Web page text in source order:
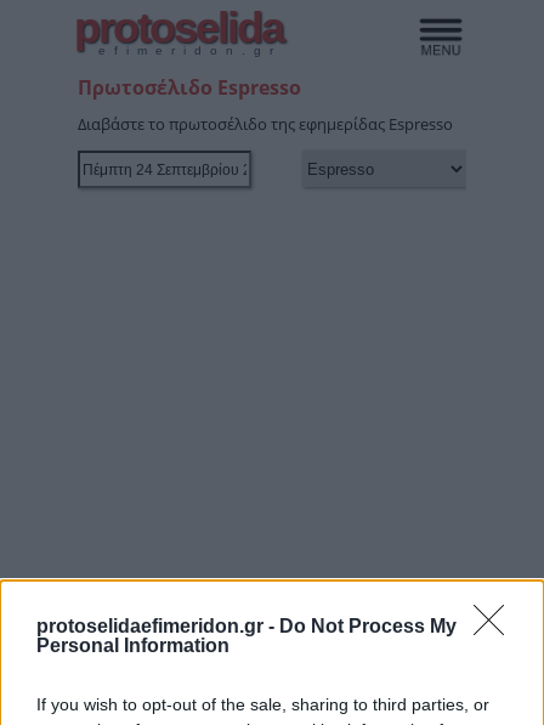
protoselidaefimeridon.gr - Do Not Process My
Personal Information
If you wish to opt-out of the sale, sharing to third parties, or
protoselida
efimeridon.gr
Πρωτοσέλιδο Espresso
Διαβάστε το πρωτοσέλιδο της εφημερίδας Espresso